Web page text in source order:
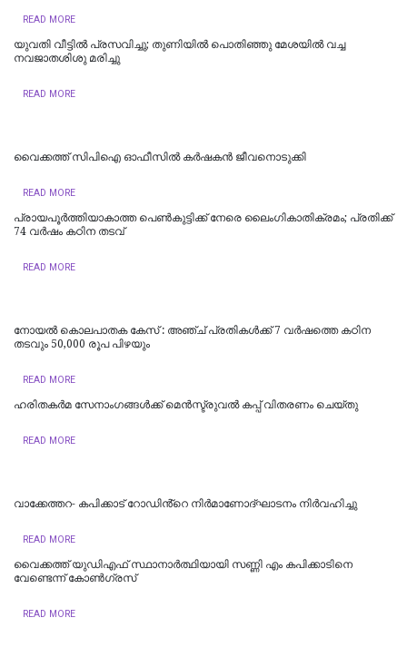
READ MORE
യുവതി വീട്ടിൽ പ്രസവിച്ചു; തുണിയിൽ പൊതിഞ്ഞു മേശയിൽ വച്ച
നവജാതശിശു മരിച്ചു
READ MORE
വൈക്കത്ത് സിപിഐ ഓഫീസിൽ കർഷകൻ ജീവനൊടുക്കി
READ MORE
പ്രായപൂർത്തിയാകാത്ത പെൺകുട്ടിക്ക് നേരെ ലൈംഗികാതിക്രമം; പ്രതിക്ക്
74 വർഷം കഠിന തടവ്
READ MORE
​നോയൽ കൊലപാതക കേസ് : അഞ്ച് പ്രതികൾക്ക് 7 വർഷത്തെ കഠിന
തടവും 50,000 രൂപ പിഴയും
READ MORE
ഹരിതകർമ സേനാംഗങ്ങൾക്ക് മെൻസ്ട്രുവൽ കപ്പ് വിതരണം ചെയ്തു
READ MORE
വാക്കേത്തറ- കപിക്കാട് റോഡിൻ്റെ നിർമാണോദ്ഘാടനം നിർവഹിച്ചു
READ MORE
വൈക്കത്ത് യുഡിഎഫ് സ്ഥാനാർത്ഥിയായി സണ്ണി എം കപിക്കാടിനെ
വേണ്ടെന്ന് കോൺ​ഗ്രസ്
READ MORE